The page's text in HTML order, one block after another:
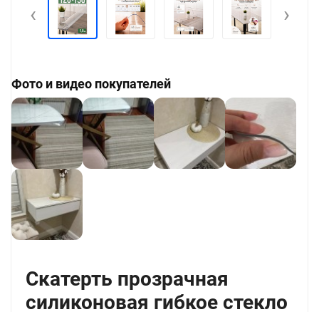
‹ ›
Фото и видео покупателей
Скатерть прозрачная
силиконовая гибкое стекло